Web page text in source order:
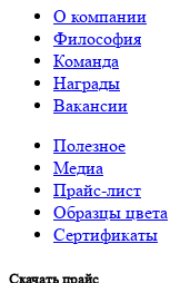
О компании
Философия
Команда
Награды
Вакансии
Полезное
Медиа
Прайс-лист
Образцы цвета
Сертификаты
Скачать прайс